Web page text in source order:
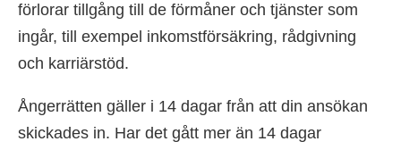
förlorar tillgång till de förmåner och tjänster som
ingår, till exempel inkomstförsäkring, rådgivning
och karriärstöd.
Ångerrätten gäller i 14 dagar från att din ansökan
skickades in. Har det gått mer än 14 dagar